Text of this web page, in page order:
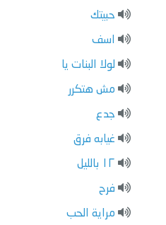
حبيتك
اسف
لولا البنات يا
مش هتكرر
جدع
غيابه فرق
١٢ بالليل
فرح
مراية الحب